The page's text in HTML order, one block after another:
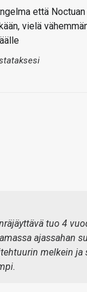
että
vielä
tuo 4
ajassahan
melkein ja